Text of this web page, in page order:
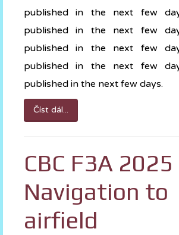
published in the next few
published in the next few
published in the next few
published in the next few
published in the next few days.
Číst dál...
CBC F3A 2025
Navigation to
airfield